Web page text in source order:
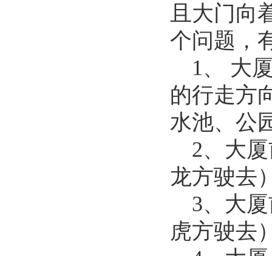
且大门向
个问题，
1、 大
的行走方
水池、公
2、大
龙方驶去
3、大
虎方驶去